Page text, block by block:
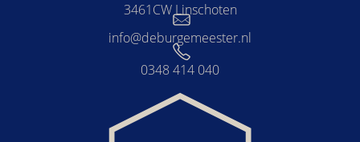
3461CW Linschoten
info@deburgemeester.nl
0348 414 040